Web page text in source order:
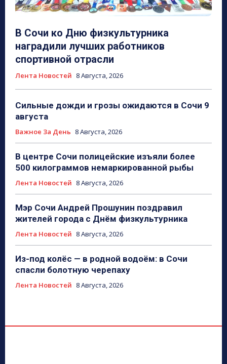
В Сочи ко Дню физкультурника
наградили лучших работников
спортивной отрасли
Лента Новостей 8 Августа, 2026
Сильные дожди и грозы ожидаются в Сочи 9
августа
Важное За День 8 Августа, 2026
В центре Сочи полицейские изъяли более
500 килограммов немаркированной рыбы
Лента Новостей 8 Августа, 2026
Мэр Сочи Андрей Прошунин поздравил
жителей города с Днём физкультурника
Лента Новостей 8 Августа, 2026
Из-под колёс — в родной водоём: в Сочи
спасли болотную черепаху
Лента Новостей 8 Августа, 2026